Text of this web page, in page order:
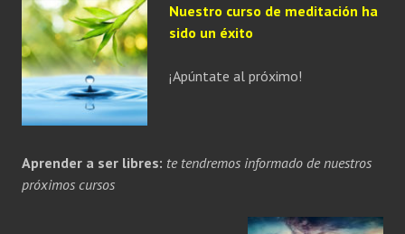
Nuestro curso de meditación ha
sido un éxito
¡Apúntate al próximo!
Aprender a ser libres: te tendremos informado de nuestros
próximos cursos